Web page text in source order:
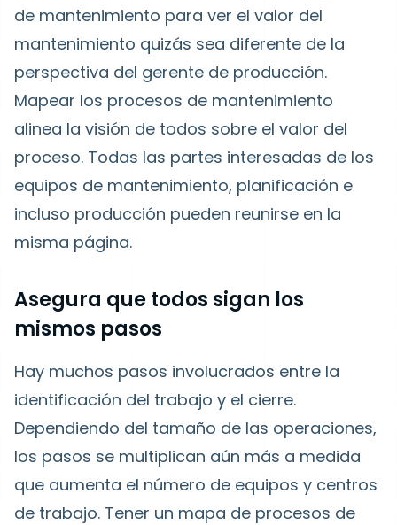
de mantenimiento para ver el valor del
mantenimiento quizás sea diferente de la
perspectiva del gerente de producción.
Mapear los procesos de mantenimiento
alinea la visión de todos sobre el valor del
proceso. Todas las partes interesadas de los
equipos de mantenimiento, planificación e
incluso producción pueden reunirse en la
misma página.
Asegura que todos sigan los
mismos pasos
Hay muchos pasos involucrados entre la
identificación del trabajo y el cierre.
Dependiendo del tamaño de las operaciones,
los pasos se multiplican aún más a medida
que aumenta el número de equipos y centros
de trabajo. Tener un mapa de procesos de